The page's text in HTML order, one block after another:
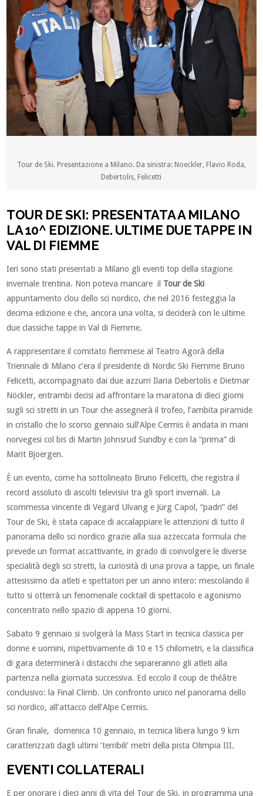
Tour de Ski. Presentazione a Milano. Da sinistra: Noeckler, Flavio Roda,
Debertolis, Felicetti
TOUR DE SKI: PRESENTATA A MILANO
LA 10^ EDIZIONE. ULTIME DUE TAPPE IN
VAL DI FIEMME
Ieri sono stati presentati a Milano gli eventi top della stagione
invernale trentina. Non poteva mancare il Tour de Ski
appuntamento clou dello sci nordico, che nel 2016 festeggia la
decima edizione e che, ancora una volta, si deciderà con le ultime
due classiche tappe in Val di Fiemme.
A rappresentare il comitato fiemmese al Teatro Agorà della
Triennale di Milano c’era il presidente di Nordic Ski Fiemme Bruno
Felicetti, accompagnato dai due azzurri Ilaria Debertolis e Dietmar
Nöckler, entrambi decisi ad affrontare la maratona di dieci giorni
sugli sci stretti in un Tour che assegnerà il trofeo, l’ambita piramide
in cristallo che lo scorso gennaio sull’Alpe Cermis è andata in mani
norvegesi col bis di Martin Johnsrud Sundby e con la “prima” di
Marit Bjoergen.
È un evento, come ha sottolineato Bruno Felicetti, che registra il
record assoluto di ascolti televisivi tra gli sport invernali. La
scommessa vincente di Vegard Ulvang e Jürg Capol, “padri” del
Tour de Ski, è stata capace di accalappiare le attenzioni di tutto il
panorama dello sci nordico grazie alla sua azzeccata formula che
prevede un format accattivante, in grado di coinvolgere le diverse
specialità degli sci stretti, la curiosità di una prova a tappe, un finale
attesissimo da atleti e spettatori per un anno intero: mescolando il
tutto si otterrà un fenomenale cocktail di spettacolo e agonismo
concentrato nello spazio di appena 10 giorni.
Sabato 9 gennaio si svolgerà la Mass Start in tecnica classica per
donne e uomini, rispettivamente di 10 e 15 chilometri, e la classifica
di gara determinerà i distacchi che separeranno gli atleti alla
partenza nella giornata successiva. Ed eccolo il coup de théâtre
conclusivo: la Final Climb. Un confronto unico nel panorama dello
sci nordico, all’attacco dell’Alpe Cermis.
Gran finale, domenica 10 gennaio, in tecnica libera lungo 9 km
caratterizzati dagli ultimi ‘terribili’ metri della pista Olimpia III.
EVENTI COLLATERALI
E per onorare i dieci anni di vita del Tour de Ski, in programma una